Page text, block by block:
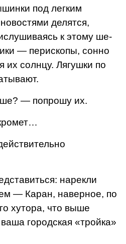
под легким
делятся,
к этому ше­
— перископы, сонно
их солн­цу. Лягушки по
— попрошу их.
нарекли
— Ка­ран, наверное, по
хутора, что выше
городская «тройка»